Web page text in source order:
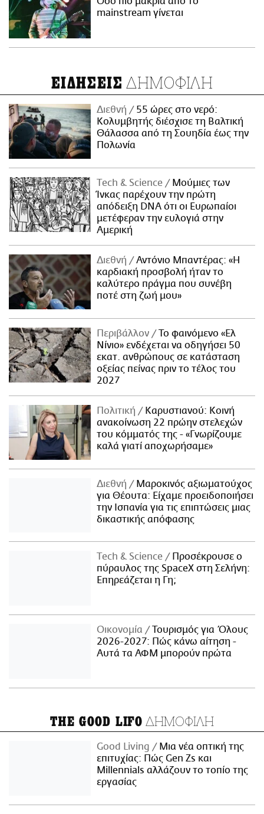
mainstream γίνεται
ΕΙΔΗΣΕΙΣ ΔΗΜΟΦΙΛΗ
Διεθνή
55 ώρες στο νερό:
Κολυμβητής διέσχισε τη Βαλτική
Θάλασσα από τη Σουηδία έως την
Πολωνία
Τech & Science
Μούμιες των
Ίνκας παρέχουν την πρώτη
απόδειξη DNA ότι οι Ευρωπαίοι
μετέφεραν την ευλογιά στην
Αμερική
Διεθνή
Αντόνιο Μπαντέρας: «Η
καρδιακή προσβολή ήταν το
καλύτερο πράγμα που συνέβη
ποτέ στη ζωή μου»
Περιβάλλον
Το φαινόμενο «Ελ
Νίνιο» ενδέχεται να οδηγήσει 50
εκατ. ανθρώπους σε κατάσταση
οξείας πείνας πριν το τέλος του
2027
Πολιτική
Καρυστιανού: Κοινή
ανακοίνωση 22 πρώην στελεχών
του κόμματός της - «Γνωρίζουμε
καλά γιατί αποχωρήσαμε»
Διεθνή
Μαροκινός αξιωματούχος
για Θέουτα: Είχαμε προειδοποιήσει
την Ισπανία για τις επιπτώσεις μιας
δικαστικής απόφασης
Τech & Science
Προσέκρουσε ο
πύραυλος της SpaceX στη Σελήνη:
Επηρεάζεται η Γη;
Οικονομία
Τουρισμός για Όλους
2026-2027: Πώς κάνω αίτηση -
Αυτά τα ΑΦΜ μπορούν πρώτα
THE GOOD LIFO ΔΗΜΟΦΙΛΗ
Good Living
Μια νέα οπτική της
επιτυχίας: Πώς Gen Zs και
Millennials αλλάζουν το τοπίο της
εργασίας